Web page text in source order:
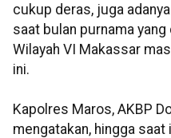
cukup deras, juga
saat bulan purnama
Wilayah VI Makassar
ini.
Kapolres Maros, AKBP
mengatakan, hingga